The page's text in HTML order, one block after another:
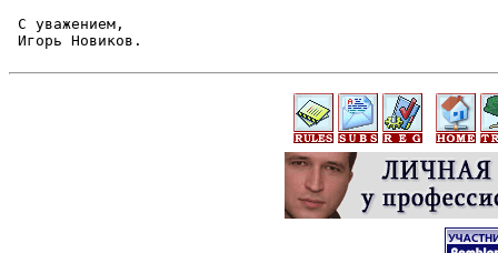
С уважением,
Игорь Новиков.